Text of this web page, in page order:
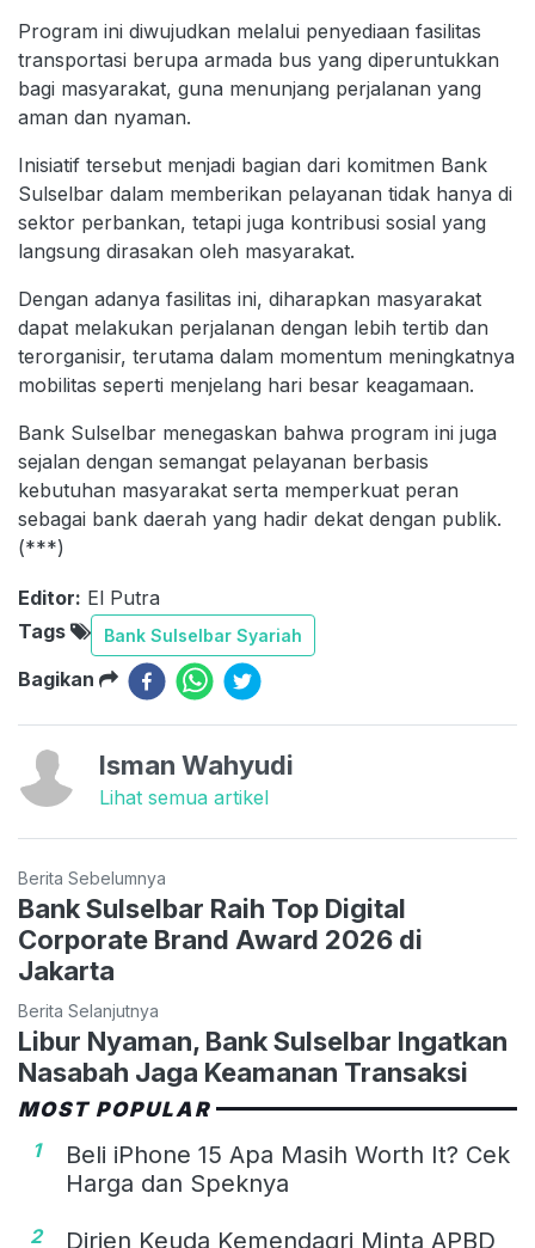
Program ini diwujudkan melalui penyediaan fasilitas
transportasi berupa armada bus yang diperuntukkan
bagi masyarakat, guna menunjang perjalanan yang
aman dan nyaman.
Inisiatif tersebut menjadi bagian dari komitmen Bank
Sulselbar dalam memberikan pelayanan tidak hanya di
sektor perbankan, tetapi juga kontribusi sosial yang
langsung dirasakan oleh masyarakat.
Dengan adanya fasilitas ini, diharapkan masyarakat
dapat melakukan perjalanan dengan lebih tertib dan
terorganisir, terutama dalam momentum meningkatnya
mobilitas seperti menjelang hari besar keagamaan.
Bank Sulselbar menegaskan bahwa program ini juga
sejalan dengan semangat pelayanan berbasis
kebutuhan masyarakat serta memperkuat peran
sebagai bank daerah yang hadir dekat dengan publik.
(***)
Editor: El Putra
Tags
Bank Sulselbar Syariah
Bagikan
Isman Wahyudi
Lihat semua artikel
Berita Sebelumnya
Bank Sulselbar Raih Top Digital
Corporate Brand Award 2026 di
Jakarta
Berita Selanjutnya
Libur Nyaman, Bank Sulselbar Ingatkan
Nasabah Jaga Keamanan Transaksi
MOST POPULAR
1
Beli iPhone 15 Apa Masih Worth It? Cek
Harga dan Speknya
2 Dirjen Keuda Kemendagri Minta APBD